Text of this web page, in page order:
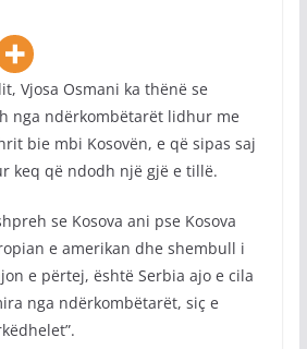
Vjosa Osmani ka thënë se
nga ndërkombëtarët lidhur me
bie mbi Kosovën, e që sipas saj
keq që ndodh një gjë e tillë.
se Kosova ani pse Kosova
e amerikan dhe shembull i
e përtej, është Serbia ajo e cila
nga ndërkombëtarët, siç e